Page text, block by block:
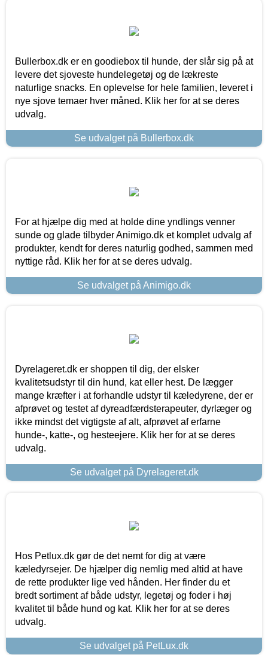
Bullerbox.dk er en goodiebox til hunde, der slår sig på at
levere det sjoveste hundelegetøj og de lækreste
naturlige snacks. En oplevelse for hele familien, leveret i
nye sjove temaer hver måned. Klik her for at se deres
udvalg.
Se udvalget på Bullerbox.dk
For at hjælpe dig med at holde dine yndlings venner
sunde og glade tilbyder Animigo.dk et komplet udvalg af
produkter, kendt for deres naturlig godhed, sammen med
nyttige råd. Klik her for at se deres udvalg.
Se udvalget på Animigo.dk
Dyrelageret.dk er shoppen til dig, der elsker
kvalitetsudstyr til din hund, kat eller hest. De lægger
mange kræfter i at forhandle udstyr til kæledyrene, der er
afprøvet og testet af dyreadfærdsterapeuter, dyrlæger og
ikke mindst det vigtigste af alt, afprøvet af erfarne
hunde-, katte-, og hesteejere. Klik her for at se deres
udvalg.
Se udvalget på Dyrelageret.dk
Hos Petlux.dk gør de det nemt for dig at være
kæledyrsejer. De hjælper dig nemlig med altid at have
de rette produkter lige ved hånden. Her finder du et
bredt sortiment af både udstyr, legetøj og foder i høj
kvalitet til både hund og kat. Klik her for at se deres
udvalg.
Se udvalget på PetLux.dk